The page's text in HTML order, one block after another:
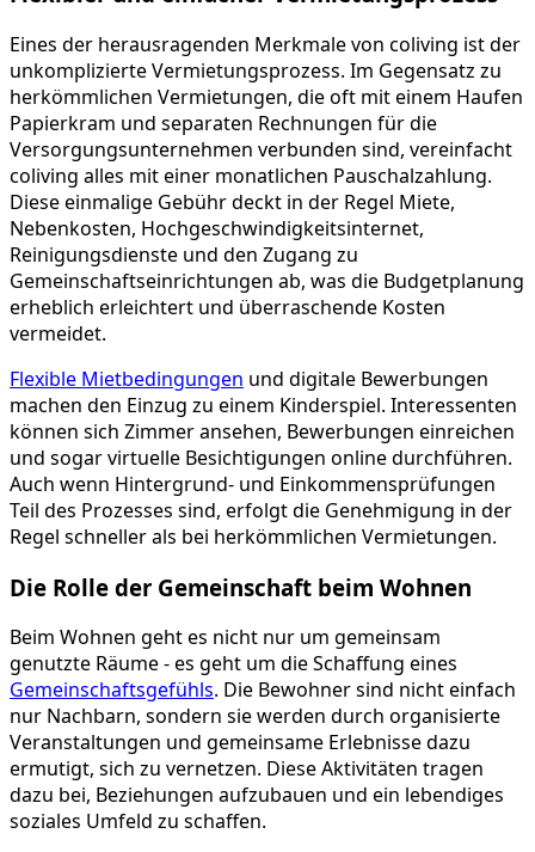
Eines der herausragenden Merkmale von coliving ist der
unkomplizierte Vermietungsprozess. Im Gegensatz zu
herkömmlichen Vermietungen, die oft mit einem Haufen
Papierkram und separaten Rechnungen für die
Versorgungsunternehmen verbunden sind, vereinfacht
coliving alles mit einer monatlichen Pauschalzahlung.
Diese einmalige Gebühr deckt in der Regel Miete,
Nebenkosten, Hochgeschwindigkeitsinternet,
Reinigungsdienste und den Zugang zu
Gemeinschaftseinrichtungen ab, was die Budgetplanung
erheblich erleichtert und überraschende Kosten
vermeidet.
Flexible Mietbedingungen und digitale Bewerbungen
machen den Einzug zu einem Kinderspiel. Interessenten
können sich Zimmer ansehen, Bewerbungen einreichen
und sogar virtuelle Besichtigungen online durchführen.
Auch wenn Hintergrund- und Einkommensprüfungen
Teil des Prozesses sind, erfolgt die Genehmigung in der
Regel schneller als bei herkömmlichen Vermietungen.
Die Rolle der Gemeinschaft beim Wohnen
Beim Wohnen geht es nicht nur um gemeinsam
genutzte Räume - es geht um die Schaffung eines
Gemeinschaftsgefühls. Die Bewohner sind nicht einfach
nur Nachbarn, sondern sie werden durch organisierte
Veranstaltungen und gemeinsame Erlebnisse dazu
ermutigt, sich zu vernetzen. Diese Aktivitäten tragen
dazu bei, Beziehungen aufzubauen und ein lebendiges
soziales Umfeld zu schaffen.